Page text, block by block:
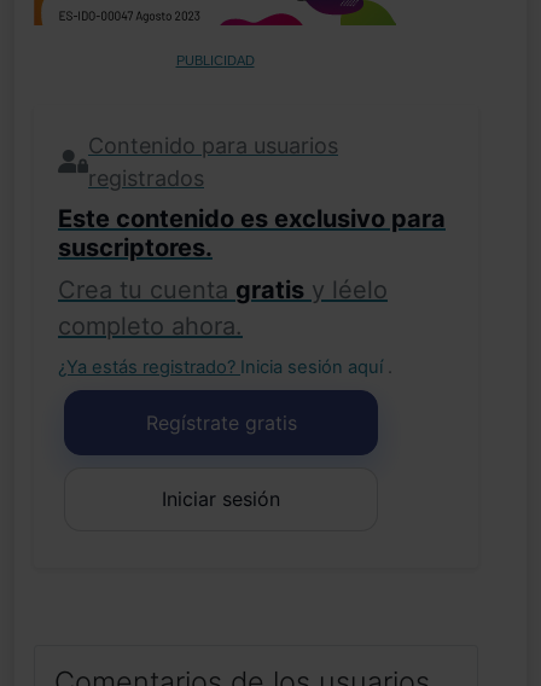
PUBLICIDAD
Contenido para usuarios
registrados
Este contenido es exclusivo para
suscriptores.
Crea tu cuenta gratis y léelo
completo ahora.
¿Ya estás registrado? Inicia sesión aquí .
Regístrate gratis
Iniciar sesión